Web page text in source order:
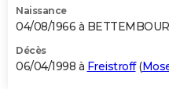
Naissance
04/08/1966 à
Décès
06/04/1998 à Freistroff(